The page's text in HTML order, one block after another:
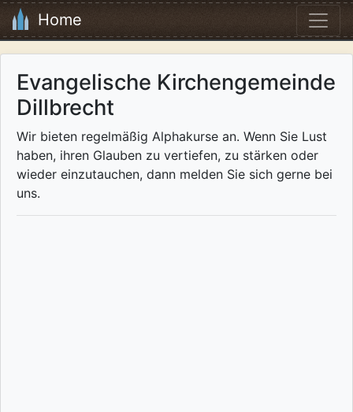
Home
Evangelische Kirchengemeinde
Dillbrecht
Wir bieten regelmäßig Alphakurse an. Wenn Sie Lust
haben, ihren Glauben zu vertiefen, zu stärken oder
wieder einzutauchen, dann melden Sie sich gerne bei
uns.